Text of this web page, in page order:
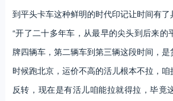
到平头卡车这种鲜明的时代印记让时间有了
“开了二十多年车，从最早的尖头到后来的
牌四辆车，第二辆车到第三辆这段时间，
时候跑北京，运价不高的活儿根本不拉，
反转，现在是有活儿咱能拉就得拉，毕竟